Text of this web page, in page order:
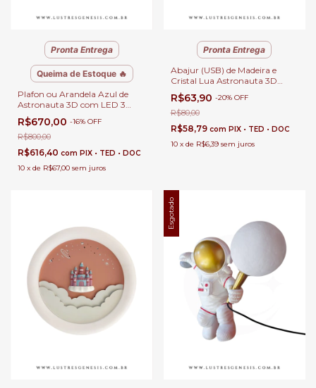
Pronta Entrega
Queima de Estoque 🔥
Plafon ou Arandela Azul de
Astronauta 3D com LED 3
Iluminações para Cabeceira de
Cama, Quarto e Corredor
R$670,00 -16% OFF
R$800,00
R$616,40 com PIX • TED • DOC
10 x de R$67,00 sem juros
Pronta Entrega
Abajur (USB) de Madeira e
Cristal Lua Astronauta 3D
Para Enfeite, Quartos,
Escritório e Escrivaninhas
R$63,90 -20% OFF
R$80,00
R$58,79 com PIX • TED • DOC
10 x de R$6,39 sem juros
Esgotado